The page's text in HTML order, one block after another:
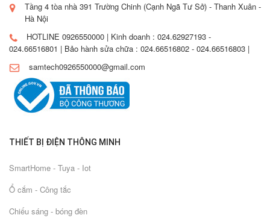
Tầng 4 tòa nhà 391 Trường Chinh (Cạnh Ngã Tư Sở) - Thanh Xuân -
Hà Nội
HOTLINE 0926550000 | Kinh doanh : 024.62927193 -
024.66516801 | Bảo hành sửa chữa : 024.66516802 - 024.66516803 |
samtech0926550000@gmail.com
THIẾT BỊ ĐIỆN THÔNG MINH
SmartHome - Tuya - Iot
Ổ cắm - Công tắc
Chiếu sáng - bóng đèn